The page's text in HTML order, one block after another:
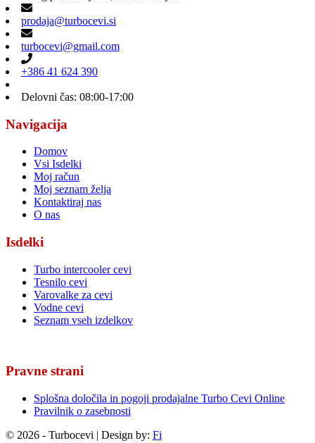
prodaja@turbocevi.si
turbocevi@gmail.com
+386 41 624 390
Delovni čas: 08:00-17:00
Navigacija
Domov
Vsi Isdelki
Moj račun
Moj seznam želja
Kontaktiraj nas
O nas
Isdelki
Turbo intercooler cevi
Tesnilo cevi
Varovalke za cevi
Vodne cevi
Seznam vseh izdelkov
Pravne strani
Splošna določila in pogoji prodajalne Turbo Cevi Online
Pravilnik o zasebnosti
© 2026 - Turbocevi | Design by: Fi